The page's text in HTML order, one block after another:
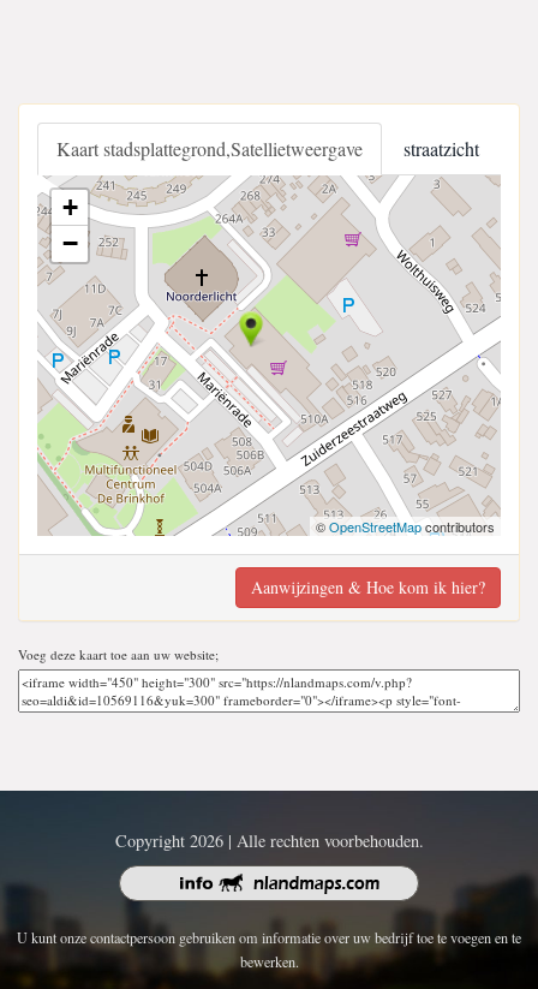
Kaart stadsplattegrond,Satellietweergave straatzicht
+
−
©OpenStreetMapcontributors
Aanwijzingen & Hoe kom ik hier?
Voeg deze kaart toe aan uw website;
Copyright 2026 | Alle rechten voorbehouden.
U kunt onze contactpersoon gebruiken om informatie over uw bedrijf toe te voegen en te
bewerken.